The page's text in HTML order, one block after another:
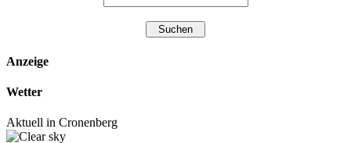
Anzeige
Wetter
Aktuell in Cronenberg